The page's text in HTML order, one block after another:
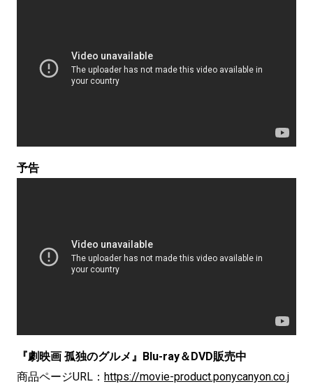
予告
『劇映画 孤独のグルメ』Blu-ray＆DVD販売中
商品ページURL： https://movie-product.ponycanyon.co.j